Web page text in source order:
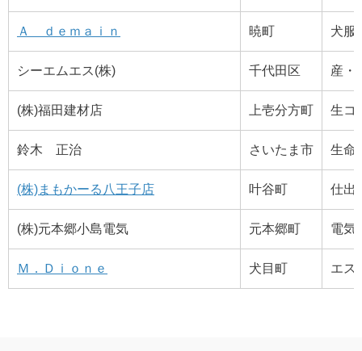
Ａ ｄｅｍａｉｎ 暁町 犬服
シーエムエス(株) 千代田区 産・
(株)福田建材店 上壱分方町 生コ
鈴木 正治 さいたま市 生命
(株)まもかーる八王子店 叶谷町 仕出
(株)元本郷小島電気 元本郷町 電気
Ｍ．Ｄｉｏｎｅ 犬目町 エス